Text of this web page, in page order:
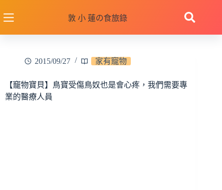
至
敦 小 蓮の食旅錄
2015/09/27 家有寵物
【竉物寶貝】鳥寶受傷鳥奴也是會心疼，我們需要專
業的醫療人員